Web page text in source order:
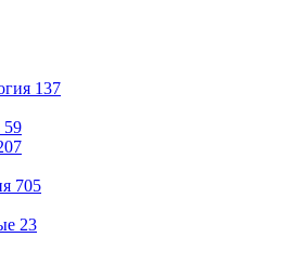
137
59
705
23